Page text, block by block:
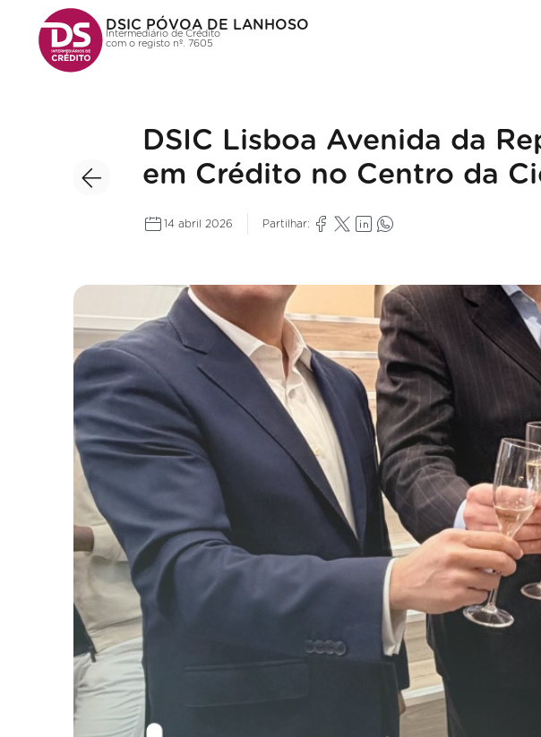
DSIC PÓVOA DE LANHOSO
Intermediário de Crédito
com o registo nº. 7605
DSIC Lisboa Avenida da
em Crédito no Centro da
14 abril 2026 Partilhar: